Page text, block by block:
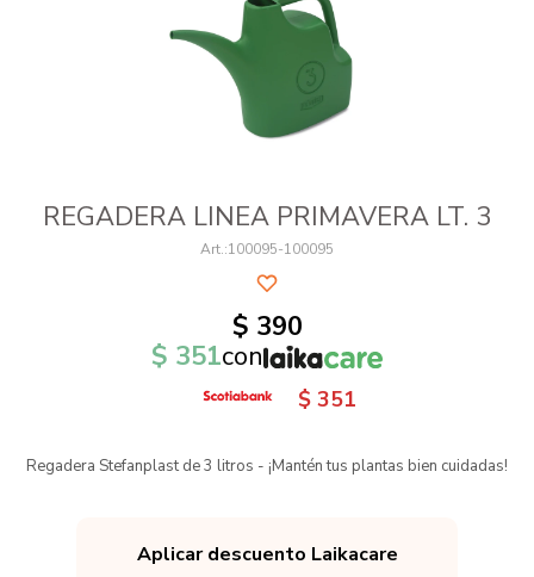
REGADERA LINEA PRIMAVERA LT. 3
100095-100095
$ 390
$ 351con
$ 351
Regadera Stefanplast de 3 litros - ¡Mantén tus plantas bien cuidadas!
Aplicar descuento Laikacare